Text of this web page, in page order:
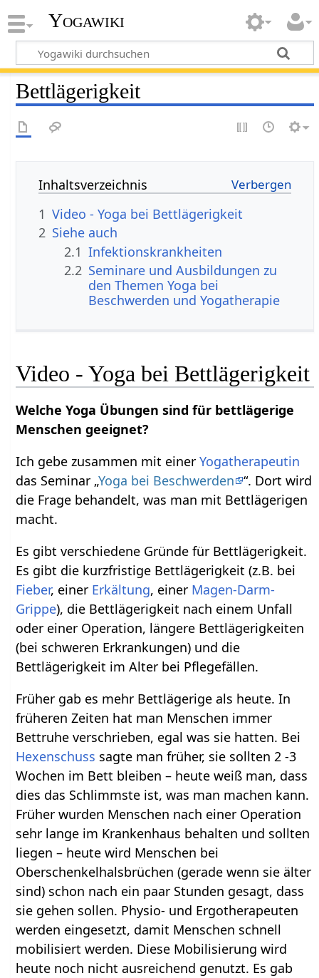
Yogawiki
Bettlägerigkeit
Inhaltsverzeichnis
1 Video - Yoga bei Bettlägerigkeit
2 Siehe auch
2.1 Infektionskrankheiten
2.2 Seminare und Ausbildungen zu
den Themen Yoga bei
Beschwerden und Yogatherapie
Video - Yoga bei Bettlägerigkeit
Welche Yoga Übungen sind für bettlägerige
Menschen geeignet?
Ich gebe zusammen mit einerYogatherapeutin
das Seminar „Yoga bei Beschwerden “. Dort wird
die Frage behandelt, was man mit Bettlägerigen
macht.
Es gibt verschiedene Gründe für Bettlägerigkeit.
Es gibt die kurzfristige Bettlägerigkeit (z.B. bei
Fieber, einer Erkältung, einer Magen-Darm-
Grippe), die Bettlägerigkeit nach einem Unfall
oder einer Operation, längere Bettlägerigkeiten
(bei schweren Erkrankungen) und die
Bettlägerigkeit im Alter bei Pflegefällen.
Früher gab es mehr Bettlägerige als heute. In
früheren Zeiten hat man Menschen immer
Bettruhe verschrieben, egal was sie hatten. Bei
Hexenschuss sagte man früher, sie sollten 2 -3
Wochen im Bett bleiben – heute weiß man, dass
dies das Schlimmste ist, was man machen kann.
Früher wurden Menschen nach einer Operation
sehr lange im Krankenhaus behalten und sollten
liegen – heute wird Menschen bei
Oberschenkelhalsbrüchen (gerade wenn sie älter
sind) schon nach ein paar Stunden gesagt, dass
sie gehen sollen. Physio- und Ergotherapeuten
werden eingesetzt, damit Menschen schnell
mobilisiert werden. Diese Mobilisierung wird
heute noch nicht ausreichend genutzt. Es gab